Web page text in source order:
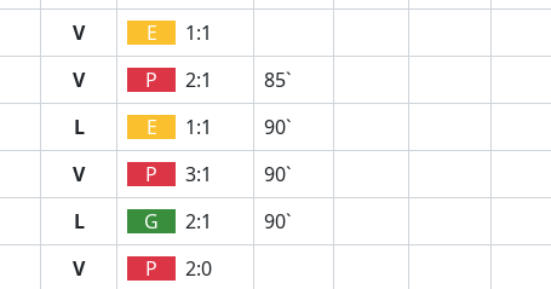
V E
1:1
V P 2:1
85`
L E 1:1
90`
V P 3:1
90`
L G 2:1
90`
V P
2:0